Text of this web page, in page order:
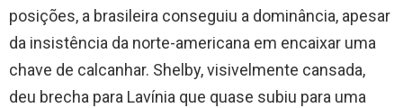
posições, a brasileira conseguiu a dominância, apesar
da insistência da norte-americana em encaixar uma
chave de calcanhar. Shelby, visivelmente cansada,
deu brecha para Lavínia que quase subiu para uma